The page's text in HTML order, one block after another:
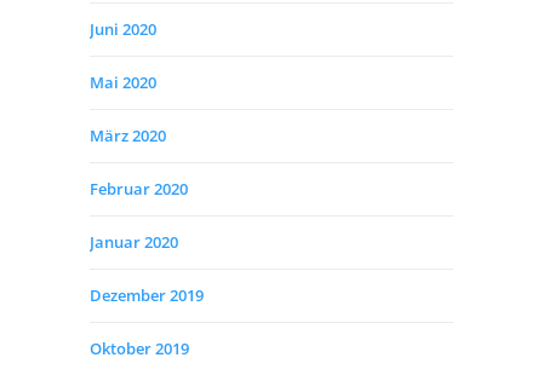
Juni 2020
Mai 2020
März 2020
Februar 2020
Januar 2020
Dezember 2019
Oktober 2019